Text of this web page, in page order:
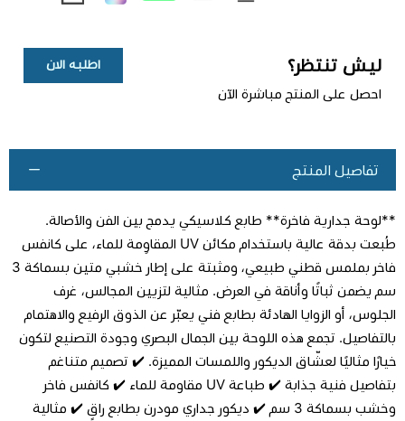
ليش تنتظر؟
احصل على المنتج مباشرة الآن
اطلبه الان
اطلب المنتج
تفاصيل المنتج
**لوحة جدارية فاخرة** طابع كلاسيكي يدمج بين الفن والأصالة.
طُبعت بدقة عالية باستخدام مكائن UV المقاوِمة للماء، على كانفس
فاخر بملمس قطني طبيعي، ومثبتة على إطار خشبي متين بسماكة 3
سم يضمن ثباتًا وأناقة في العرض. مثالية لتزيين المجالس، غرف
الجلوس، أو الزوايا الهادئة بطابع فني يعبّر عن الذوق الرفيع والاهتمام
بالتفاصيل. تجمع هذه اللوحة بين الجمال البصري وجودة التصنيع لتكون
خيارًا مثاليًا لعشّاق الديكور واللمسات المميزة. ✔️ تصميم متناغم
بتفاصيل فنية جذابة ✔️ طباعة UV مقاومة للماء ✔️ كانفس فاخر
وخشب بسماكة 3 سم ✔️ ديكور جداري مودرن بطابع راقٍ ✔️ مثالية